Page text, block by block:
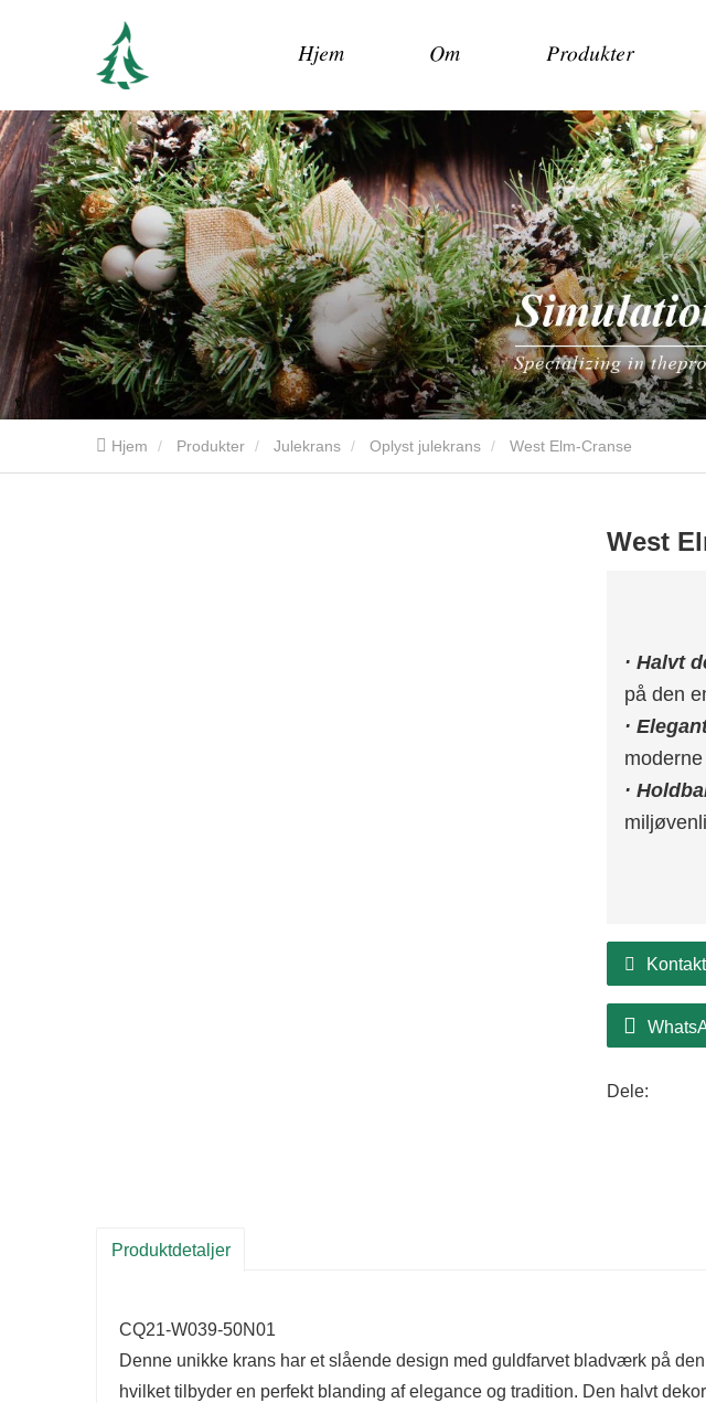
Hjem Om Produkter
Hjem Produkter Julekrans Oplyst julekrans West Elm-Cranse
West
· Halvt
på den
·
·
Dele:
Produktdetaljer
CQ21-W039-50N01
Denne unikke krans har et slående design med guldfarvet bladværk på
hvilket tilbyder en perfekt blanding af elegance og tradition. Den halvt